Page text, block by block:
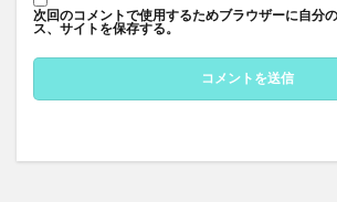
次回のコメントで使用するためブラウザーに自分
ス、サイトを保存する。